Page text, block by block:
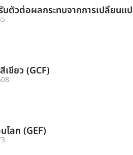
ตัวต่อผลกระทบจากการเปลี่ยนแ
ขียว (GCF)
ลก (GEF)